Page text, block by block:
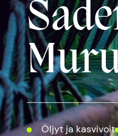
Öljyt ja kasvivoit